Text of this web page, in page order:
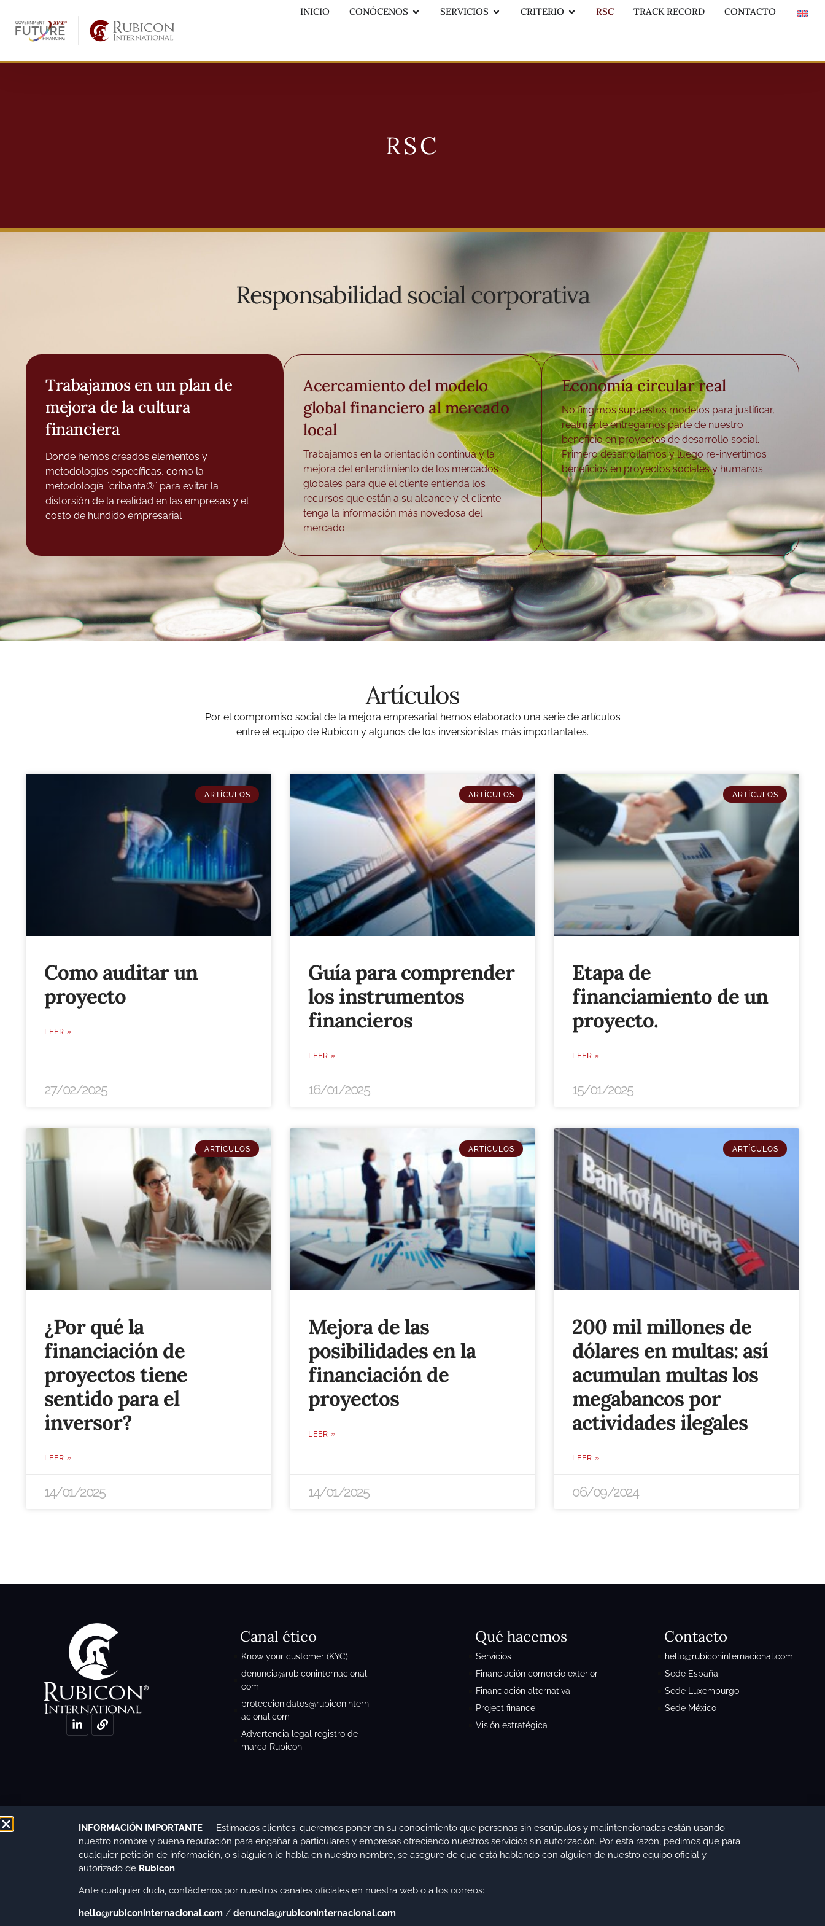
INICIO CONÓCENOS SERVICIOS CRITERIO RSC TRACK RECORD CONTACTO
RSC
Responsabilidad social corporativa
Trabajamos en un plan de
mejora de la cultura
financiera
Donde hemos creados elementos y
metodologías específicas, como la
metodología ¨cribanta®¨ para evitar la
distorsión de la realidad en las empresas y el
costo de hundido empresarial
Acercamiento del modelo
global financiero al mercado
local
Trabajamos en la orientación continua y la
mejora del entendimiento de los mercados
globales para que el cliente entienda los
recursos que están a su alcance y el cliente
tenga la información más novedosa del
mercado.
Economía circular real
No fingimos supuestos modelos para justificar,
realmente entregamos parte de nuestro
beneficio en proyectos de desarrollo social.
Primero desarrollamos y luego re-invertimos
beneficios en proyectos sociales y humanos.
Artículos
Por el compromiso social de la mejora empresarial hemos elaborado una serie de artículos
entre el equipo de Rubicon y algunos de los inversionistas más importantates.
ARTÍCULOS
Como auditar un
proyecto
LEER »
27/02/2025
ARTÍCULOS
Guía para comprender
los instrumentos
financieros
LEER »
16/01/2025
ARTÍCULOS
Etapa de
financiamiento de un
proyecto.
LEER »
15/01/2025
ARTÍCULOS
¿Por qué la
financiación de
proyectos tiene
sentido para el
inversor?
LEER »
14/01/2025
ARTÍCULOS
Mejora de las
posibilidades en la
financiación de
proyectos
LEER »
14/01/2025
ARTÍCULOS
200 mil millones de
dólares en multas: así
acumulan multas los
megabancos por
actividades ilegales
LEER »
06/09/2024
Canal ético
Know your customer (KYC)
denuncia@rubiconinternacional.
com
proteccion.datos@rubiconintern
acional.com
Advertencia legal registro de
marca Rubicon
Qué hacemos
Servicios
Financiación comercio exterior
Financiación alternativa
Project finance
Visión estratégica
Contacto
hello@rubiconinternacional.com
Sede España
Sede Luxemburgo
Sede México
Copyright © 2026. Registrada con el siguiente nº patente y marcas: M4225240(7) y M4225243(1).
English(Inglés) Español
INFORMACIÓN IMPORTANTE — Estimados clientes, queremos poner en su conocimiento que personas sin escrúpulos y malintencionadas están usando
nuestro nombre y buena reputación para engañar a particulares y empresas ofreciendo nuestros servicios sin autorización. Por esta razón, pedimos que para
cualquier petición de información, o si alguien le habla en nuestro nombre, se asegure de que está hablando con alguien de nuestro equipo oficial y
autorizado de Rubicon.
Ante cualquier duda, contáctenos por nuestros canales oficiales en nuestra web o a los correos:
hello@rubiconinternacional.com / denuncia@rubiconinternacional.com.